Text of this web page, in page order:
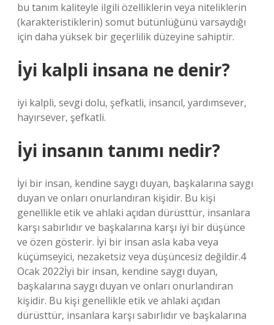
bu tanım kaliteyle ilgili özelliklerin veya niteliklerin
(karakteristiklerin) somut bütünlüğünü varsaydığı
için daha yüksek bir geçerlilik düzeyine sahiptir.
İyi kalpli insana ne denir?
iyi kalpli, sevgi dolu, şefkatli, insancıl, yardımsever,
hayırsever, şefkatli.
İyi insanın tanımı nedir?
İyi bir insan, kendine saygı duyan, başkalarına saygı
duyan ve onları onurlandıran kişidir. Bu kişi
genellikle etik ve ahlaki açıdan dürüsttür, insanlara
karşı sabırlıdır ve başkalarına karşı iyi bir düşünce
ve özen gösterir. İyi bir insan asla kaba veya
küçümseyici, nezaketsiz veya düşüncesiz değildir.4
Ocak 2022İyi bir insan, kendine saygı duyan,
başkalarına saygı duyan ve onları onurlandıran
kişidir. Bu kişi genellikle etik ve ahlaki açıdan
dürüsttür, insanlara karşı sabırlıdır ve başkalarına